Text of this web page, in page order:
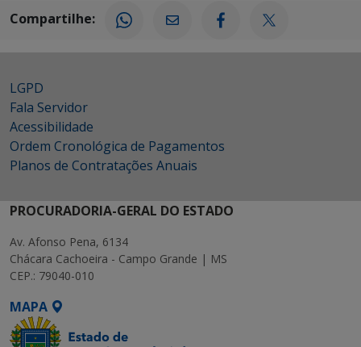
Compartilhe:
LGPD
Fala Servidor
Acessibilidade
Ordem Cronológica de Pagamentos
Planos de Contratações Anuais
PROCURADORIA-GERAL DO ESTADO
Av. Afonso Pena, 6134
Chácara Cachoeira - Campo Grande | MS
CEP.: 79040-010
MAPA